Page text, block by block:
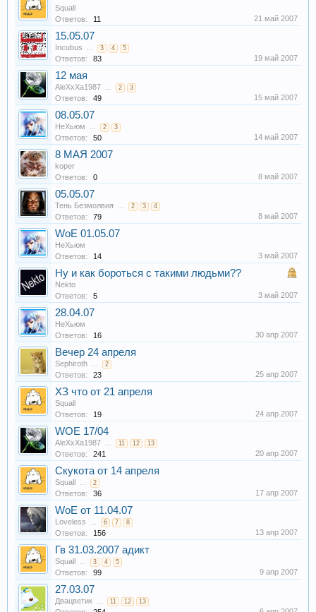
Squall
Ответов:
11 21 май 2007
15.05.07
Inсubus ... 3 4 5
Ответов: 83 19 май 2007
12 мая
AleXxXa1987 ... 2 3
Ответов: 49 15 май 2007
08.05.07
НеХьюм ... 2 3
Ответов: 50 14 май 2007
8 МАЯ 2007
koper
Ответов:
0 8 май 2007
05.05.07
Тень Безмолвия ... 2 3 4
Ответов: 79 8 май 2007
WoE 01.05.07
НеХьюм
Ответов:
14 3 май 2007
Ну и как бороться с такими людьми??
Nekto
Ответов:
5 3 май 2007
28.04.07
НеХьюм
Ответов:
16 30 апр 2007
Вечер 24 апреля
Sephiroth ... 2
Ответов: 23 25 апр 2007
ХЗ что от 21 апреля
Squall
Ответов:
19 24 апр 2007
WOE 17/04
AleXxXa1987 ... 11 12 13
Ответов: 241 20 апр 2007
Скукота от 14 апреля
Squall ... 2
Ответов: 36 17 апр 2007
WoE от 11.04.07
Loveless ... 6 7 8
Ответов: 156 13 апр 2007
Гв 31.03.2007 адикт
Squall ... 3 4 5
Ответов: 99 9 апр 2007
27.03.07
Двацветик ... 11 12 13